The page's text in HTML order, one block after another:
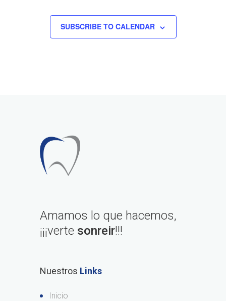
SUBSCRIBE TO CALENDAR
Amamos lo que hacemos,
¡¡¡verte sonreir!!!
Nuestros Links
Inicio